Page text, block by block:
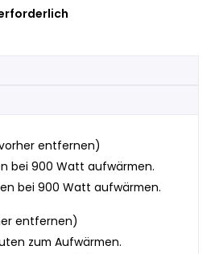
entfernen)
bei 900 Watt aufwärmen.
bei 900 Watt aufwärmen.
entfernen)
zum Aufwärmen.